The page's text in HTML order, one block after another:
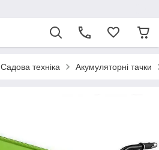
Садова техніка Акумуляторні тачки